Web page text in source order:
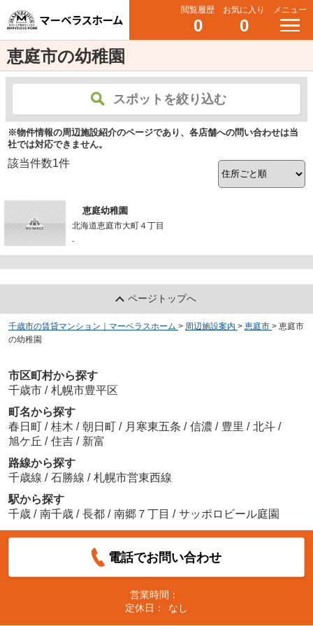
閲覧履歴
0
お気に入り
0
メニュー
恵庭市の幼稚園
スポットを絞り込む
※物件情報の周辺施設紹介のページであり、各店舗への問い合わせは当
社では対応できません。
該当件数1件
恵庭幼稚園
北海道恵庭市大町４丁目
-
ページトップへ
千歳市の賃貸マンション｜マーベラスホーム > 周辺施設案内 > 恵庭市 > 恵庭市
の幼稚園
市区町村から探す
千歳市 / 札幌市豊平区
町名から探す
春日町 / 桂木 / 朝日町 / 月寒東五条 / 信濃 / 豊里 / 北斗 /
旭ケ丘 / 住吉 / 新富
路線から探す
千歳線 / 石勝線 / 札幌市営東西線
駅から探す
千歳 / 南千歳 / 長都 / 南郷７丁目 / サッポロビール庭園
電話でお問い合わせ
営業時間：
定休日：
なし